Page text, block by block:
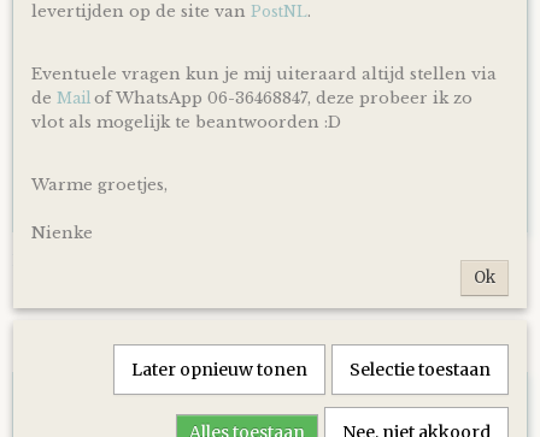
levertijden op de site van PostNL.
Eventuele vragen kun je mij uiteraard altijd stellen via
de Mail of WhatsApp 06-36468847, deze probeer ik zo
vlot als mogelijk te beantwoorden :D
Warme groetjes,
Nienke
Ok
Later opnieuw tonen Selectie toestaan
Alles toestaan Nee, niet akkoord